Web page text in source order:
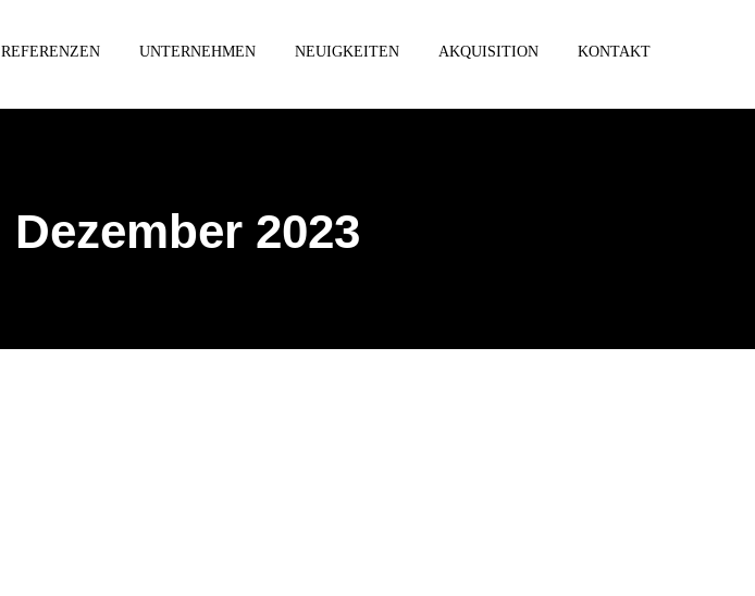
REFERENZEN UNTERNEHMEN NEUIGKEITEN AKQUISITION KONTAKT
Dezember 2023